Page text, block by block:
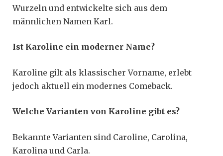
Wurzeln und entwickelte sich aus dem
männlichen Namen Karl.
Ist Karoline ein moderner Name?
Karoline gilt als klassischer Vorname, erlebt
jedoch aktuell ein modernes Comeback.
Welche Varianten von Karoline gibt es?
Bekannte Varianten sind Caroline, Carolina,
Karolina und Carla.